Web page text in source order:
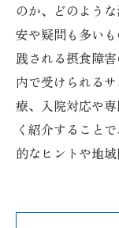
のか、どのよう
安や疑問も多い
践される摂食障
内で受けられる
療、入院対応や
く紹介すること
的なヒントや地